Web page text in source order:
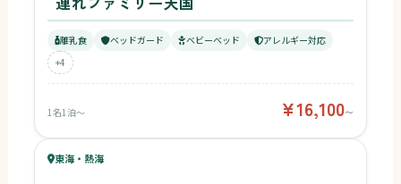
離乳食 ベッドガード ベビーベッド
アレルギー対応
+4
1名1泊〜 ¥16,100〜
88ベビー
86キッズ
東海・熱海